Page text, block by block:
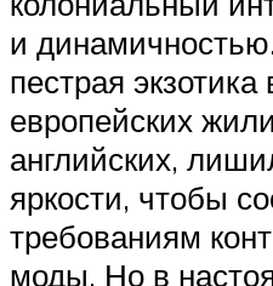
и
пестрая
европейских
английских,
яркости, чтобы
требованиям
моды. Но в